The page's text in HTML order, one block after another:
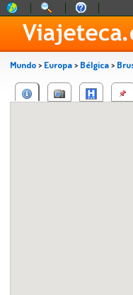
Mundo> Europa> Bélgica>